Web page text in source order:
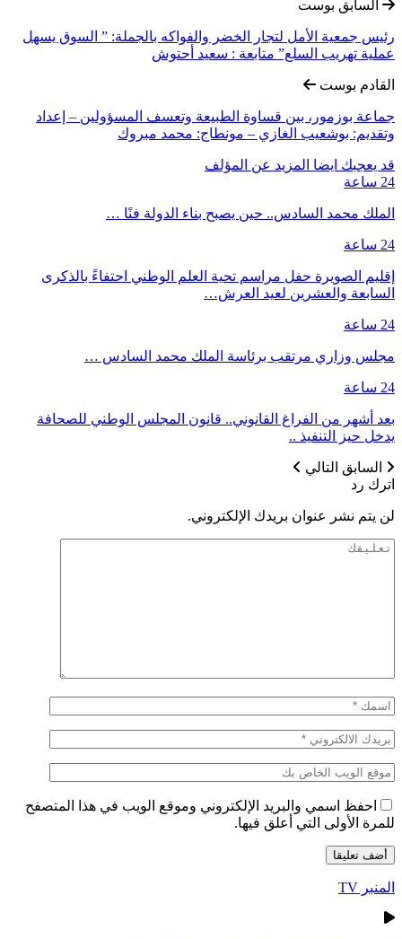
السابق بوست
رئيس جمعية الأمل لتجار الخضر والفواكه بالجملة: ” السوق يسهل
عملية تهريب السلع” متابعة : سعيد أحتوش
القادم بوست
جماعة بوزمور، بين قساوة الطبيعة وتعسف المسؤولين – إعداد
وتقديم: بوشعيب الغازي – مونطاج: محمد مبروك
قد يعجبك ايضا المزيد عن المؤلف
24 ساعة
الملك محمد السادس.. حين يصبح بناء الدولة فنًا …
24 ساعة
إقليم الصويرة حفل مراسم تحية العلم الوطني احتفاءً بالذكرى
السابعة والعشرين لعيد العرش…
24 ساعة
مجلس وزاري مرتقب برئاسة الملك محمد السادس …
24 ساعة
بعد أشهر من الفراغ القانوني.. قانون المجلس الوطني للصحافة
يدخل حيز التنفيذ ..
السابق التالي
اترك رد
لن يتم نشر عنوان بريدك الإلكتروني.
احفظ اسمي والبريد الإلكتروني وموقع الويب في هذا المتصفح
للمرة الأولى التي أعلق فيها.
المنبر TV